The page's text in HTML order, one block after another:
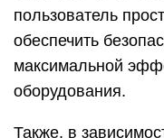
пользователь
обеспечить
максимальной
оборудования.
Также, в